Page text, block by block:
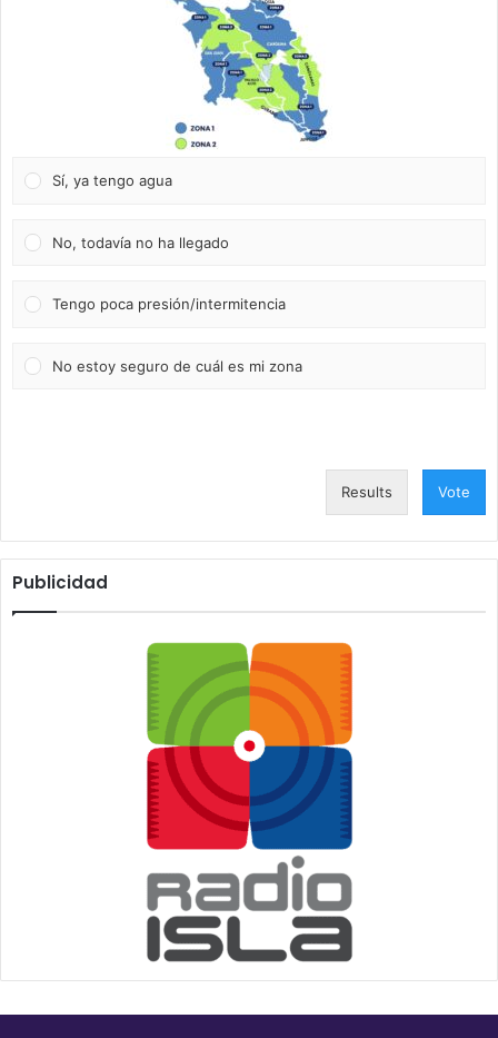
Sí, ya tengo agua
No, todavía no ha llegado
Tengo poca presión/intermitencia
No estoy seguro de cuál es mi zona
Results Vote
Publicidad